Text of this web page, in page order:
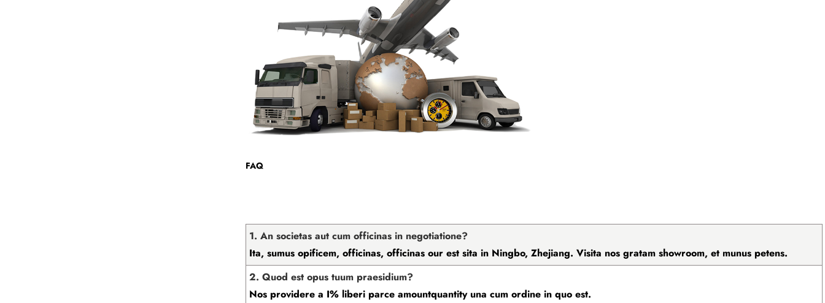
FAQ
1. An societas aut cum officinas in negotiatione?
Ita, sumus opificem, officinas, officinas our est sita in Ningbo, Zhejiang. Visita nos gratam showroom, et munus petens.
2. Quod est opus tuum praesidium?
Nos providere a I% liberi parce amountquantity una cum ordine in quo est.